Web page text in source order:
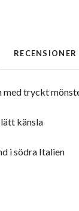
RECENSIONER
med tryckt
känsla
i södra Italien